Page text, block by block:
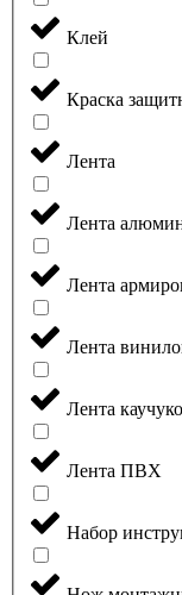
Клей
Краска
Лента
Лента
Лента
Лента
Лента
Лента ПВХ
Набор